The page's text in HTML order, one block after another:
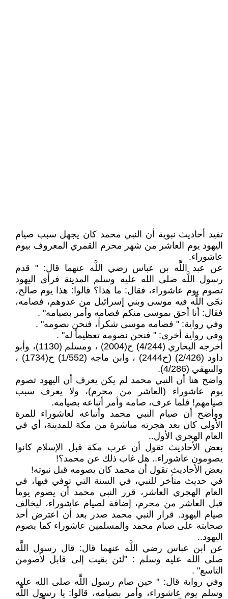
تفيد أحاديث نبوية أن النبي محمد كان يجهل سبب صيام
اليهود يوم العاشر من شهر محرم القمري المعروف بيوم
عاشوراء.
عن عبد اللَّه بن عباس رضي اللَّه عنهما قال: " قدم
رسول اللَّه صلى الله عليه وسلم المدينة فرأى اليهود
تصوم يوم عاشوراء، فقال: ما هذا؟ قالوا: هذا يوم صالح،
نجّى اللَّه فيه موسى وبني إسرائيل من عدوهم، فصامه،
فقال: أنا أحق بموسى منكم فصامه وأمر بصيامه" .
وفي رواية: " فصامه موسى شكراً، فنحن نصومه" .
وفي رواية أخرى: " فنحن نصومه تعظيماً له" .
أخرجه البخاري (4/244) ح(2004) ، ومسلم (1130)، وأبو
داود (2/426) (ح2444) ، وابن ماجه (1/552) ح(1734) ،
والبيهقي (4/286).
واضح هنا أن النبي محمد لم يكن يعرف أن اليهود تصوم
يوم عاشوراء (العاشر من محرم)، ولا يعرف سبب
صيامهم! فلما عرف، صامه وأمر أتباعه بصيامه.
ووأضح أن صيام النبي محمد وأتباعه لعاشوراء للمرة
الأولى كان بعد هجرته مباشرة من مكة للمدينة، أي في
العام الهجري الأول..
بعض الأحاديث تقول أن عرب مكة قبل الإسلام كانوا
يصومون عاشوراء.. هل غاب ذلك عن محمد؟!
بعض الأحاديث تقول أن محمد كان يصومه قبل نبوته!
في حديث متأخر للنبي، في السنة التي توفي فيها، في
العام الهجري العاشر، قرر النبي محمد أن يصوم يوما
قبل العاشر من محرم، إضافة لصيام عاشوراء، ليخالف
صيام اليهود. قرار النبي محمد صدر بعد أن اعترض أحد
صحابته على صيام محمد والمسلمين عاشوراء كما يصوم
اليهود..
عن ابن عباس رضي اللَّه عنهما قال: قال رسول اللَّه
صلى الله عليه وسلم : "لئن بقيت إلى قابل لأصومن
التاسع" .
وفي رواية قال: " حين صام رسول اللَّه صلى الله عليه
وسلم يوم عاشوراء، وأمر بصيامه، قالوا: يا رسول اللَّه